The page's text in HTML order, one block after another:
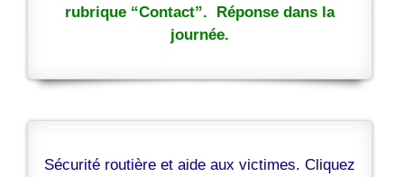
rubrique “Contact”. Réponse dans la
journée.
Sécurité routière et aide aux victimes. Cliquez